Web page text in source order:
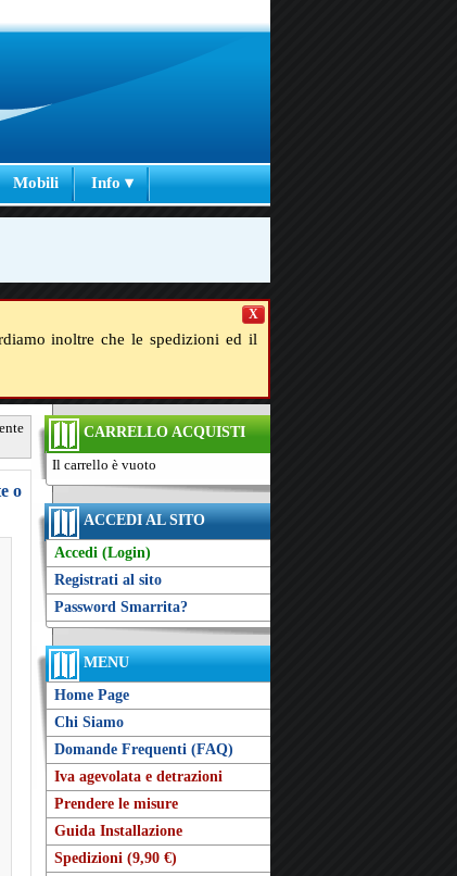
Mobili Info ▾
inoltre che le spedizioni ed il
X
CARRELLO ACQUISTI
Il carrello è vuoto
ACCEDI AL SITO
Accedi (Login)
Registrati al sito
Password Smarrita?
MENU
Home Page
Chi Siamo
Domande Frequenti (FAQ)
Iva agevolata e detrazioni
Prendere le misure
Guida Installazione
Spedizioni (9,90 €)
o